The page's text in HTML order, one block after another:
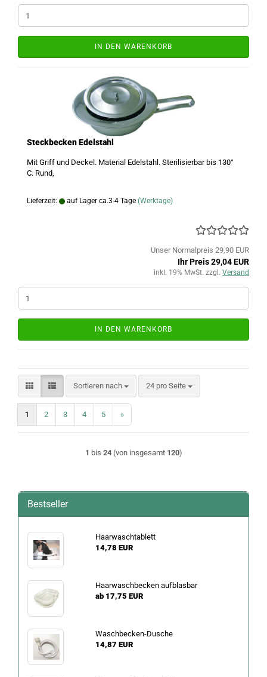
IN DEN WARENKORB
Steckbecken Edelstahl
Mit Griff und Deckel. Material Edelstahl. Sterilisierbar bis 130°
C. Rund,
Lieferzeit: auf Lager ca.3-4 Tage (Werktage)
Unser Normalpreis 29,90 EUR
Ihr Preis 29,04 EUR
inkl. 19% MwSt. zzgl. Versand
IN DEN WARENKORB
Sortieren nach
Sortieren nach 24 pro Seite
pro Seite
1 2 3 4 5 »
1 bis 24(von insgesamt 120)
Bestseller
Haarwaschtablett
14,78 EUR
Haarwaschbecken aufblasbar
ab 17,75 EUR
Waschbecken-Dusche
14,87 EUR